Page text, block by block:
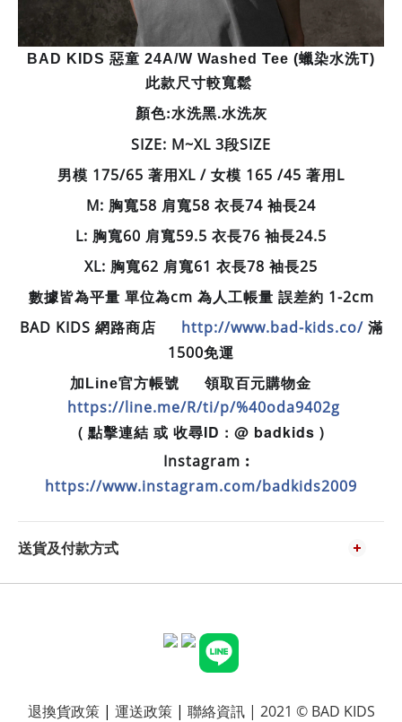
BAD KIDS 惡童 24A/W Washed Tee (蠟染水洗T)
此款尺寸較寬鬆
顏色:水洗黑.水洗灰
SIZE: M~XL 3段SIZE
男模 175/65 著用XL / 女模 165 /45 著用L
M: 胸寬58 肩寬58 衣長74 袖長24
L: 胸寬60 肩寬59.5 衣長76 袖長24.5
XL: 胸寬62 肩寬61 衣長78 袖長25
數據皆為平量 單位為cm 為人工帳量 誤差約 1-2cm
BAD KIDS 網路商店
http://www.bad-kids.co/滿
1500免運
加Line官方帳號 領取百元購物金
https://line.me/R/ti/p/%40oda9402g
( 點擊連結 或 收尋ID : @ badkids )
Instagram︰
https://www.instagram.com/badkids2009
送貨及付款方式
退換貨政策 | 運送政策 | 聯絡資訊| 2021 © BAD KIDS